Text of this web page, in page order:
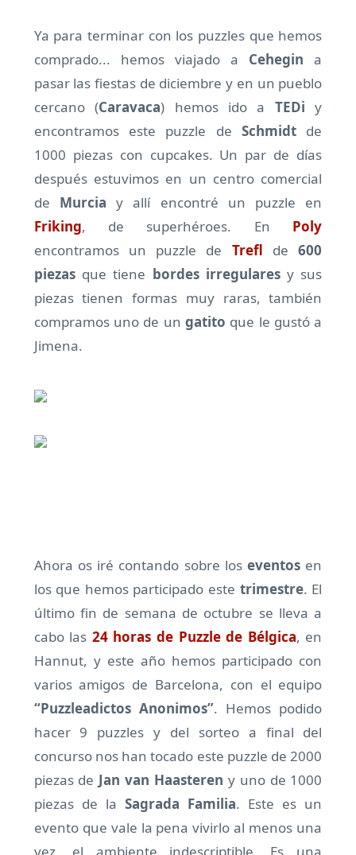
Ya para terminar con los puzzles que hemos
comprado... hemos viajado a Cehegin a
pasar las fiestas de diciembre y en un pueblo
cercano (Caravaca) hemos ido a TEDi y
encontramos este puzzle deSchmidt de
1000 piezas con cupcakes. Un par de días
después estuvimos en un centro comercial
de Murcia y allí encontré un puzzle en
Friking, de superhéroes. En Poly
encontramos un puzzle de Trefl de600
piezasque tiene bordes irregularesy sus
piezas tienen formas muy raras, también
compramos uno de un gatito que le gustó a
Jimena.
Ahora os iré contando sobre loseventos en
los que hemos participado este trimestre. El
último fin de semana de octubre se lleva a
cabo las 24 horas de Puzzle de Bélgica, en
Hannut, y este año hemos participado con
varios amigos de Barcelona, con el equipo
“Puzzleadictos Anonimos”. Hemos podido
hacer 9 puzzles y del sorteo a final del
concurso nos han tocado este puzzle de 2000
piezas de Jan van Haasteren y uno de 1000
piezas de la Sagrada Familia. Este es un
evento que vale la pena vivirlo al menos una
vez, el ambiente indescriptible. Es una